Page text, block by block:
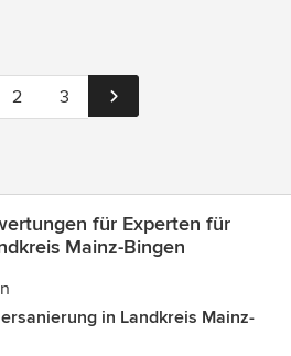
2 3
für Experten für
Mainz-Bingen
in Landkreis Mainz-